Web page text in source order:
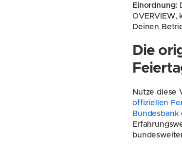
Einordnung:
OVERVIEW,
Deinen
Die
offiziellen
Bundesbank